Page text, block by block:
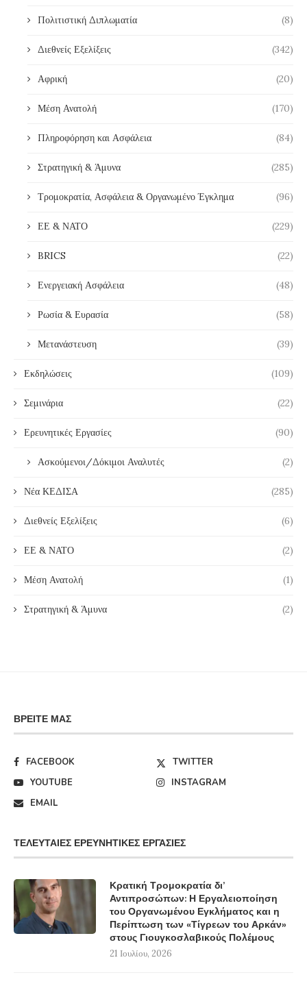
Πολιτιστική Διπλωματία (8)
Διεθνείς Εξελίξεις (342)
Αφρική (20)
Μέση Ανατολή (170)
Πληροφόρηση και Ασφάλεια (84)
Στρατηγική & Άμυνα (285)
Τρομοκρατία, Ασφάλεια & Οργανωμένο Έγκλημα (96)
ΕΕ & ΝΑΤΟ (229)
BRICS (22)
Ενεργειακή Ασφάλεια (48)
Ρωσία & Ευρασία (58)
Μετανάστευση (39)
Εκδηλώσεις (109)
Σεμινάρια (22)
Ερευνητικές Εργασίες (90)
Ασκούμενοι/Δόκιμοι Αναλυτές (2)
Νέα ΚΕΔΙΣΑ (285)
Διεθνείς Εξελίξεις (6)
ΕΕ & ΝΑΤΟ (2)
Μέση Ανατολή (1)
Στρατηγική & Άμυνα (2)
ΒΡΕΊΤΕ ΜΑΣ
FACEBOOK
TWITTER
YOUTUBE
INSTAGRAM
EMAIL
ΤΕΛΕΥΤΑΊΕΣ ΕΡΕΥΝΗΤΙΚΈΣ ΕΡΓΑΣΊΕΣ
Κρατική Τρομοκρατία δι’
Αντιπροσώπων: Η Εργαλειοποίηση
του Οργανωμένου Εγκλήματος και η
Περίπτωση των «Τίγρεων του Αρκάν»
στους Γιουγκοσλαβικούς Πολέμους
21 Ιουλίου, 2026